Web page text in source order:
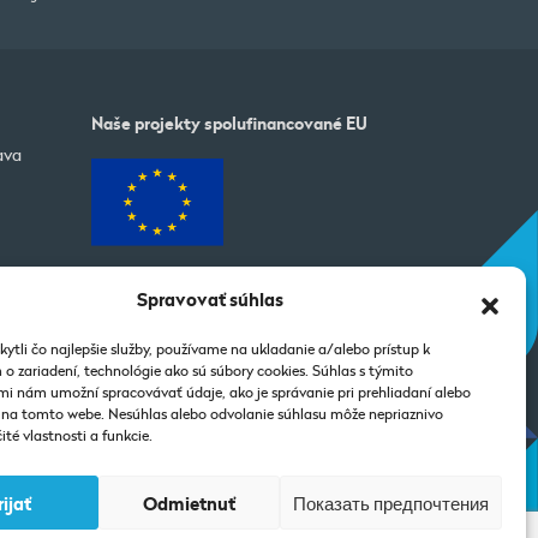
Spravovať súhlas
čo najlepšie služby, používame na ukladanie a/alebo prístup k
zariadení, technológie ako sú súbory cookies. Súhlas s týmito
nám umožní spracovávať údaje, ako je správanie pri prehliadaní alebo
tomto webe. Nesúhlas alebo odvolanie súhlasu môže nepriaznivo
vlastnosti a funkcie.
Odmietnuť Показать предпочтения
Naše projekty spolufinancované EU